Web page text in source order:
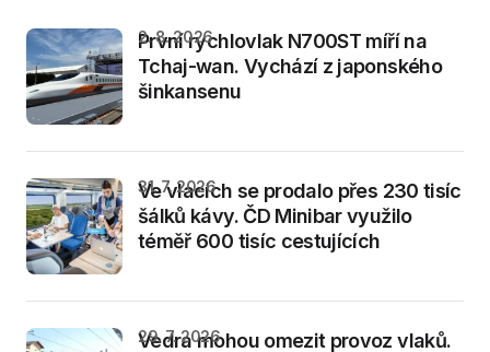
První rychlovlak N700ST míří na
Tchaj-wan. Vychází z japonského
šinkansenu
2. 8. 2026
Ve vlacích se prodalo přes 230 tisíc
šálků kávy. ČD Minibar využilo
téměř 600 tisíc cestujících
31. 7. 2026
Vedra mohou omezit provoz vlaků.
29. 7. 2026